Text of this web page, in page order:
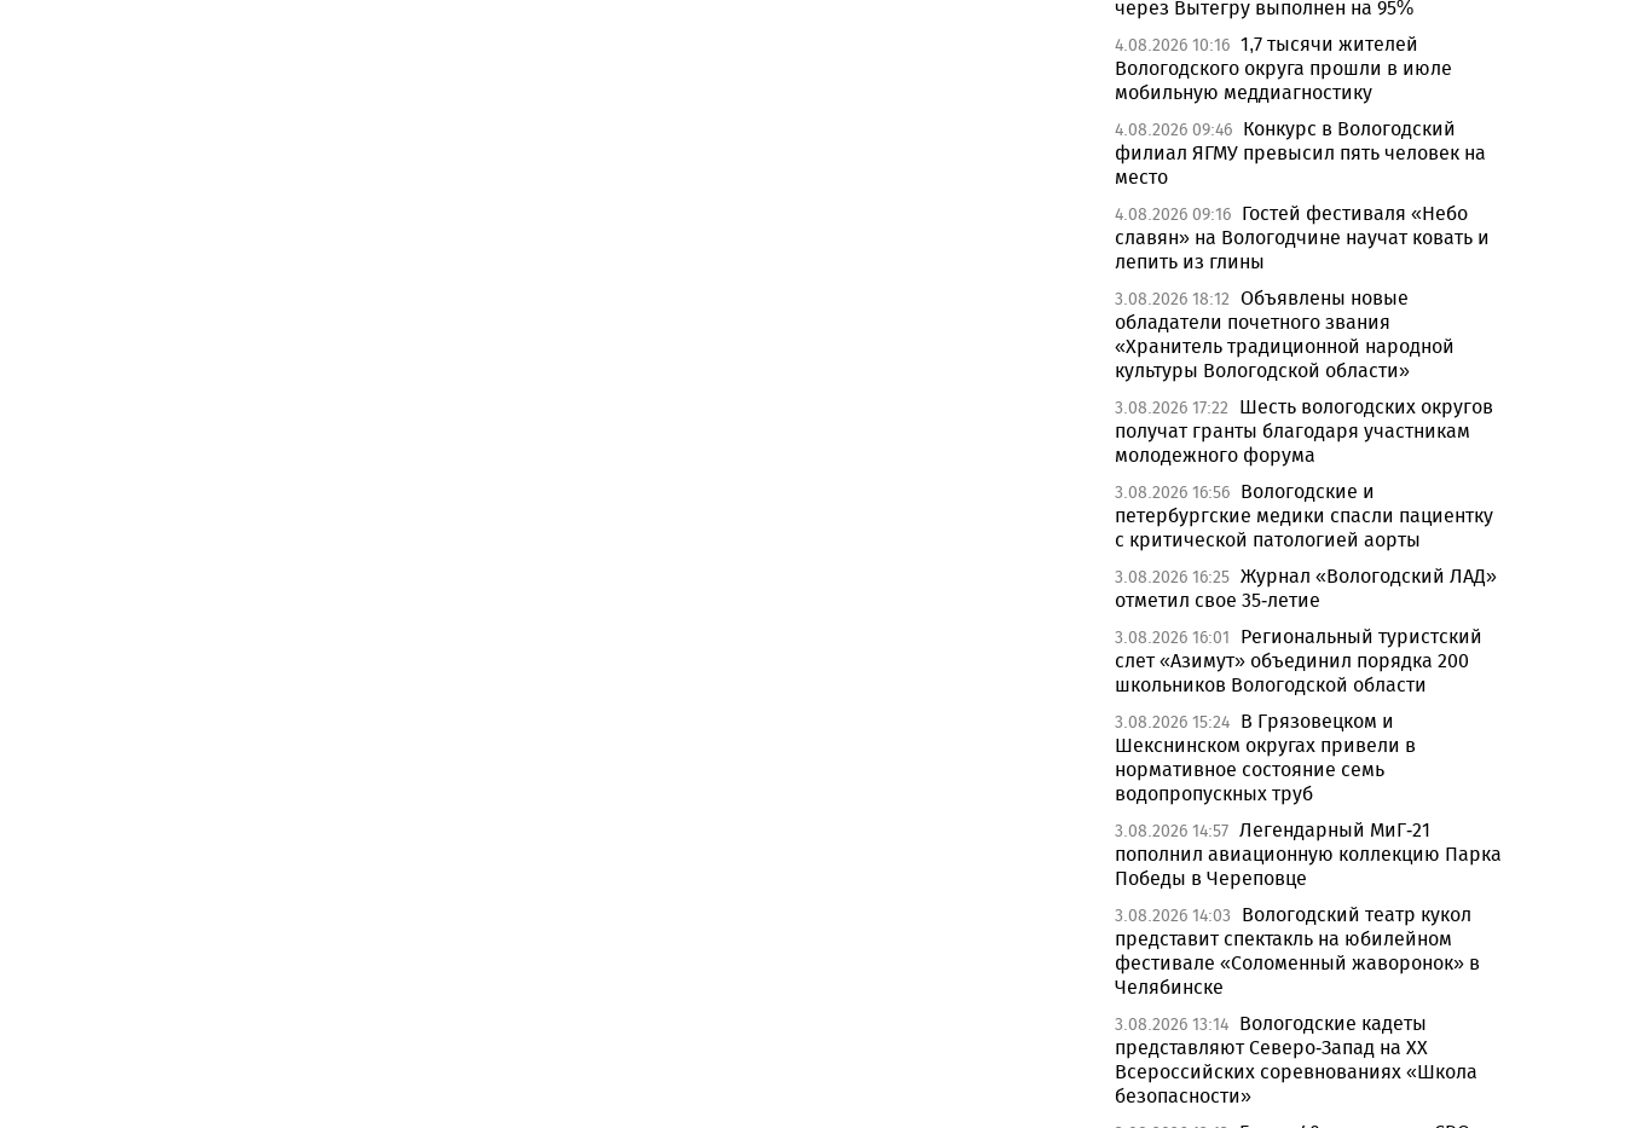
через Вытегру выполнен на 95%
4.08.2026 10:16 1,7 тысячи жителей
Вологодского округа прошли в июле
мобильную меддиагностику
4.08.2026 09:46 Конкурс в Вологодский
филиал ЯГМУ превысил пять человек на
место
4.08.2026 09:16 Гостей фестиваля «Небо
славян» на Вологодчине научат ковать и
лепить из глины
3.08.2026 18:12 Объявлены новые
обладатели почетного звания
«Хранитель традиционной народной
культуры Вологодской области»
3.08.2026 17:22
Шесть вологодских округов
получат гранты благодаря участникам
молодежного форума
3.08.2026 16:56 Вологодские и
петербургские медики спасли пациентку
с критической патологией аорты
3.08.2026 16:25 Журнал «Вологодский ЛАД»
отметил свое 35-летие
3.08.2026 16:01
Региональный туристский
слет «Азимут» объединил порядка 200
школьников Вологодской области
3.08.2026 15:24 В Грязовецком и
Шекснинском округах привели в
нормативное состояние семь
водопропускных труб
3.08.2026 14:57 Легендарный МиГ-21
пополнил авиационную коллекцию Парка
Победы в Череповце
3.08.2026 14:03
Вологодский театр кукол
представит спектакль на юбилейном
фестивале «Соломенный жаворонок» в
Челябинске
3.08.2026 13:14 Вологодские кадеты
представляют Северо-Запад на XX
Всероссийских соревнованиях «Школа
безопасности»